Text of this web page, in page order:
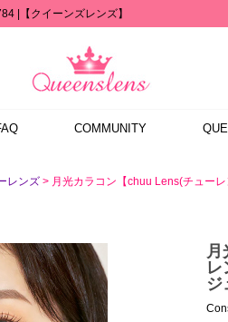
|【クイーンズレンズ】
COMMUNITY
レンズ > 月光カラコン【chuu Lens(チュー
月
レ
ジ